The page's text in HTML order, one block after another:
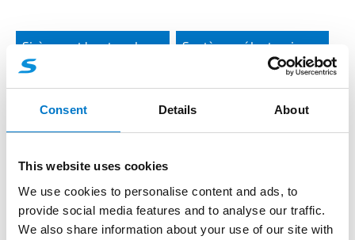
Consent Details About
This website uses cookies
We use cookies to personalise content and ads, to
provide social media features and to analyse our traffic.
We also share information about your use of our site with
Sirènes et haut-parleurs Systèmes électroniques
Système de commande NANO 112